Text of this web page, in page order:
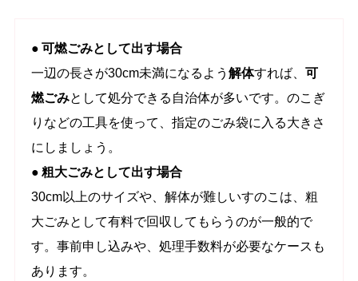
● 可燃ごみとして出す場合
一辺の長さが30cm未満になるよう解体すれば、 可
燃ごみとして処分できる自治体が多いです。のこぎ
りなどの工具を使って、指定のごみ袋に入る大きさ
にしましょう。
● 粗大ごみとして出す場合
30cm以上のサイズや、解体が難しいすのこは、粗
大ごみとして有料で回収してもらうのが一般的で
す。事前申し込みや、処理手数料が必要なケースも
あります。